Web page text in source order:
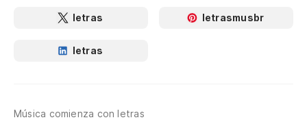
letras letrasmusbr
letras
Música comienza con letras